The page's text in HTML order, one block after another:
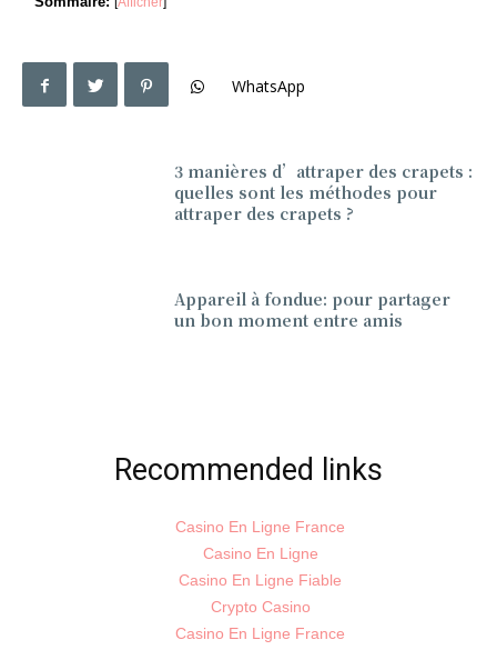
WhatsApp
3 manières d’attraper des crapets :
quelles sont les méthodes pour
attraper des crapets ?
Appareil à fondue: pour partager
un bon moment entre amis
Recommended links
Casino En Ligne France
Casino En Ligne
Casino En Ligne Fiable
Crypto Casino
Casino En Ligne France